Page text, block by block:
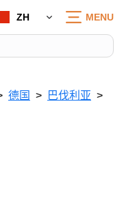
ZH MENU
德国
巴伐利亚